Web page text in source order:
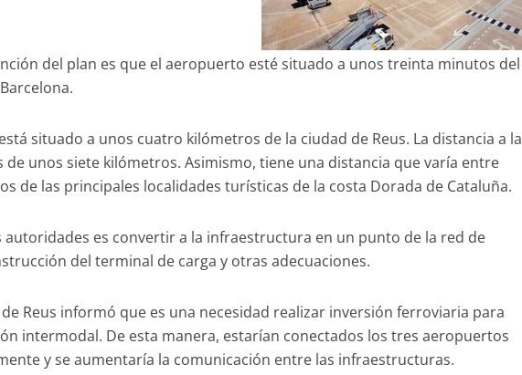
del plan es que el aeropuerto esté situado a unos treinta minutos del
situado a unos cuatro kilómetros de la ciudad de Reus. La distancia a la
de unos siete kilómetros. Asimismo, tiene una distancia que varía entre
de las principales localidades turísticas de la costa Dorada de Cataluña.
autoridades es convertir a la infraestructura en un punto de la red de
del terminal de carga y otras adecuaciones.
Reus informó que es una necesidad realizar inversión ferroviaria para
intermodal. De esta manera, estarían conectados los tres aeropuertos
y se aumentaría la comunicación entre las infraestructuras.